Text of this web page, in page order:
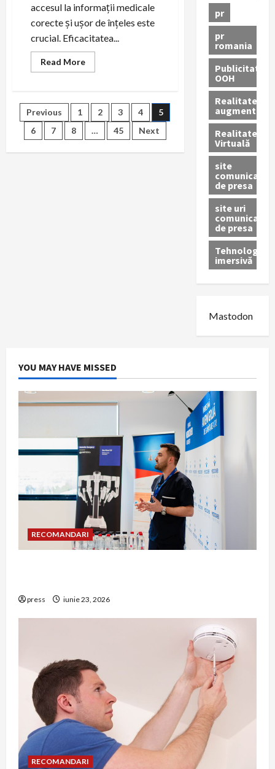
accesul la informații medicale
corecte și ușor de înțeles este
crucial. Eficacitatea...
Read MoreRead
more
educația
medicală:
cum
comunici
Paginație
articole
Previous 1 2 3 4
5
6
7 8 … 45 Next
pr
pr
romania
Publicitate
OOH
Realitatea
augmentată
Realitatea
Virtuală
site
comunicate
de presa
site uri
comunicate
de presa
Tehnologie
imersivă
Mastodon
YOU MAY HAVE MISSED
RECOMANDARI
press iunie 23, 2026
RECOMANDARI